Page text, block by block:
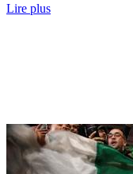
Lire plus